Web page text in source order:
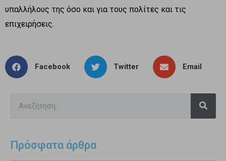
υπαλλήλους της όσο και για τους πολίτες και τις
επιχειρήσεις.
Facebook Twitter Email
Πρόσφατα άρθρα